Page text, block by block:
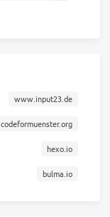
www.input23.de
codeformuenster.org
hexo.io
bulma.io